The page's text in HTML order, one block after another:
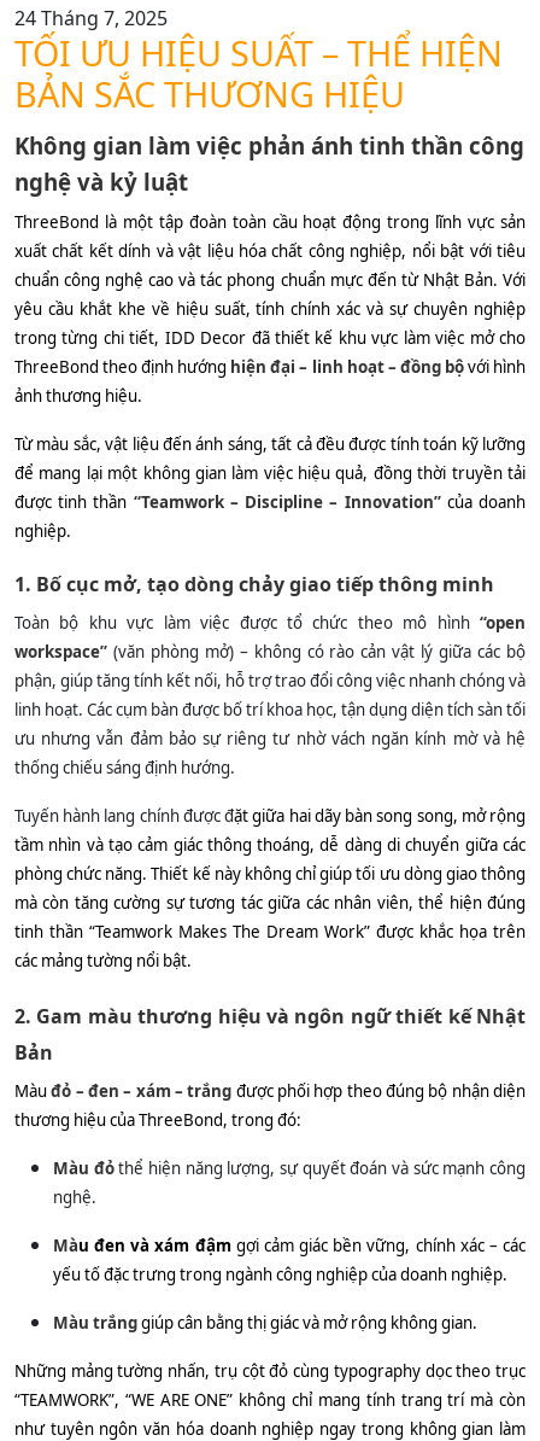
24 Tháng 7, 2025
TỐI ƯU HIỆU SUẤT – THỂ HIỆN
BẢN SẮC THƯƠNG HIỆU
Không gian làm việc phản ánh tinh thần công
nghệ và kỷ luật
ThreeBond là một tập đoàn toàn cầu hoạt động trong lĩnh vực sản
xuất chất kết dính và vật liệu hóa chất công nghiệp, nổi bật với tiêu
chuẩn công nghệ cao và tác phong chuẩn mực đến từ Nhật Bản. Với
yêu cầu khắt khe về hiệu suất, tính chính xác và sự chuyên nghiệp
trong từng chi tiết, IDD Decor đã thiết kế khu vực làm việc mở cho
ThreeBond theo định hướng hiện đại – linh hoạt – đồng bộvới hình
ảnh thương hiệu.
Từ màu sắc, vật liệu đến ánh sáng, tất cả đều được tính toán kỹ lưỡng
để mang lại một không gian làm việc hiệu quả, đồng thời truyền tải
được tinh thần “Teamwork – Discipline – Innovation”của doanh
nghiệp.
1. Bố cục mở, tạo dòng chảy giao tiếp thông minh
Toàn bộ khu vực làm việc được tổ chức theo mô hình “open
workspace” (văn phòng mở) – không có rào cản vật lý giữa các bộ
phận, giúp tăng tính kết nối, hỗ trợ trao đổi công việc nhanh chóng và
linh hoạt. Các cụm bàn được bố trí khoa học, tận dụng diện tích sàn tối
ưu nhưng vẫn đảm bảo sự riêng tư nhờ vách ngăn kính mờ và hệ
thống chiếu sáng định hướng.
Tuyến hành lang chính được đặt giữa hai dãy bàn song song, mở rộng
tầm nhìn và tạo cảm giác thông thoáng, dễ dàng di chuyển giữa các
phòng chức năng. Thiết kế này không chỉ giúp tối ưu dòng giao thông
mà còn tăng cường sự tương tác giữa các nhân viên, thể hiện đúng
tinh thần “Teamwork Makes The Dream Work” được khắc họa trên
các mảng tường nổi bật.
2. Gam màu thương hiệu và ngôn ngữ thiết kế Nhật
Bản
Màuđỏ – đen – xám – trắng được phối hợp theo đúng bộ nhận diện
thương hiệu của ThreeBond, trong đó:
Màu đỏthể hiện năng lượng, sự quyết đoán và sức mạnh công
nghệ.
Màu đen và xám đậmgợi cảm giác bền vững, chính xác – các
yếu tố đặc trưng trong ngành công nghiệp của doanh nghiệp.
Màu trắnggiúp cân bằng thị giác và mở rộng không gian.
Những mảng tường nhấn, trụ cột đỏ cùng typography dọc theo trục
“TEAMWORK”, “WE ARE ONE” không chỉ mang tính trang trí mà còn
như tuyên ngôn văn hóa doanh nghiệp ngay trong không gian làm